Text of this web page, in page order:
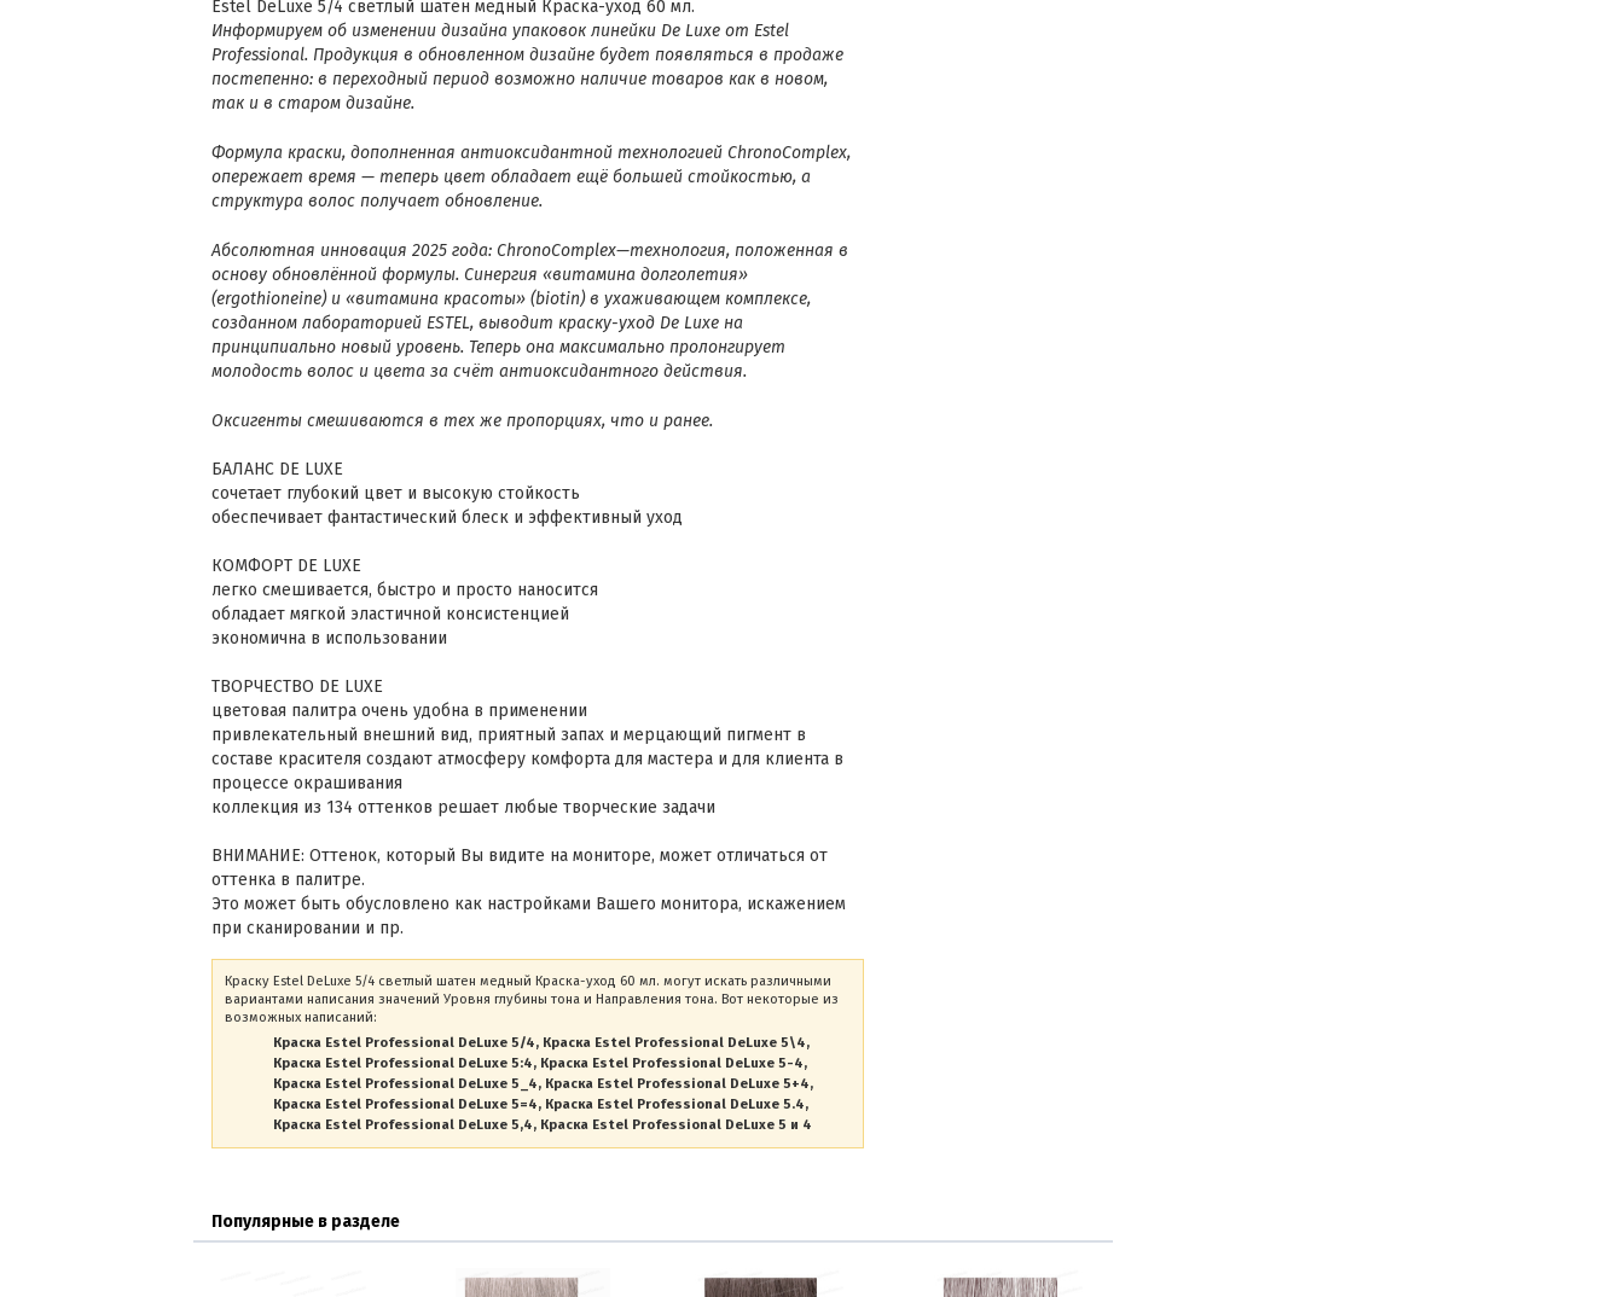
Estel DeLuxe 5/4 светлый шатен медный Краска-уход 60 мл.
Информируем об изменении дизайна упаковок линейки De Luxe от Estel
Professional. Продукция в обновленном дизайне будет появляться в продаже
постепенно: в переходный период возможно наличие товаров как в новом,
так и в старом дизайне.
Формула краски, дополненная антиоксидантной технологией ChronoComplex,
опережает время — теперь цвет обладает ещё большей стойкостью, а
структура волос получает обновление.
Абсолютная инновация 2025 года: ChronoComplex—технология, положенная в
основу обновлённой формулы. Синергия «витамина долголетия»
(ergothioneine) и «витамина красоты» (biotin) в ухаживающем комплексе,
созданном лабораторией ESTEL, выводит краску-уход De Luxe на
принципиально новый уровень. Теперь она максимально пролонгирует
молодость волос и цвета за счёт антиоксидантного действия.
Оксигенты смешиваются в тех же пропорциях, что и ранее.
БАЛАНС DE LUXE
сочетает глубокий цвет и высокую стойкость
обеспечивает фантастический блеск и эффективный уход
КОМФОРТ DE LUXE
легко смешивается, быстро и просто наносится
обладает мягкой эластичной консистенцией
экономична в использовании
ТВОРЧЕСТВО DE LUXE
цветовая палитра очень удобна в применении
привлекательный внешний вид, приятный запах и мерцающий пигмент в
составе красителя создают атмосферу комфорта для мастера и для клиента в
процессе окрашивания
коллекция из 134 оттенков решает любые творческие задачи
ВНИМАНИЕ: Оттенок, который Вы видите на мониторе, может отличаться от
оттенка в палитре.
Это может быть обусловлено как настройками Вашего монитора, искажением
при сканировании и пр.
Краску Estel DeLuxe 5/4 светлый шатен медный Краска-уход 60 мл. могут искать различными
вариантами написания значений Уровня глубины тона и Направления тона. Вот некоторые из
возможных написаний:
Краска Estel Professional DeLuxe 5/4
Краска Estel Professional DeLuxe 5\4
Краска Estel Professional DeLuxe 5:4
Краска Estel Professional DeLuxe 5-4
Краска Estel Professional DeLuxe 5_4
Краска Estel Professional DeLuxe 5+4
Краска Estel Professional DeLuxe 5=4
Краска Estel Professional DeLuxe 5.4
Краска Estel Professional DeLuxe 5,4
Краска Estel Professional DeLuxe 5 и 4
Популярные в разделе